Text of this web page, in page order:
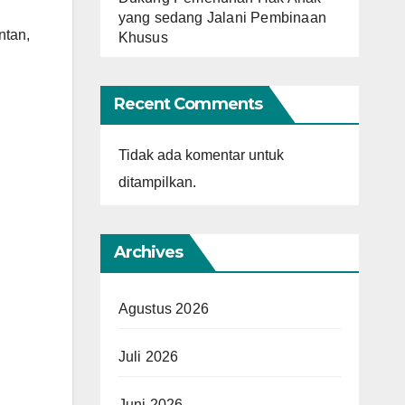
yang sedang Jalani Pembinaan
Khusus
Recent Comments
Tidak ada komentar untuk
ditampilkan.
Archives
Agustus 2026
Juli 2026